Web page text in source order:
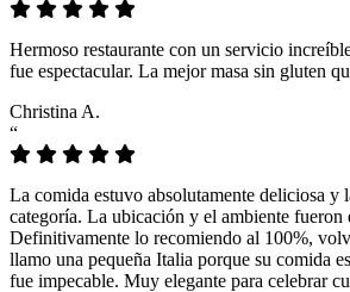
Hermoso restaurante con un servicio
fue espectacular. La mejor masa sin gluten
Christina A.
“
La comida estuvo absolutamente deliciosa y
categoría. La ubicación y el ambiente fueron
Definitivamente lo recomiendo al 100%,
llamo una pequeña Italia porque su comida
fue impecable. Muy elegante para celebrar